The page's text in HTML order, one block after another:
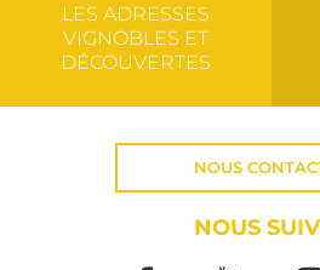
LES ADRESSES
VIGNOBLES ET
DÉCOUVERTES
NOUS
NOUS